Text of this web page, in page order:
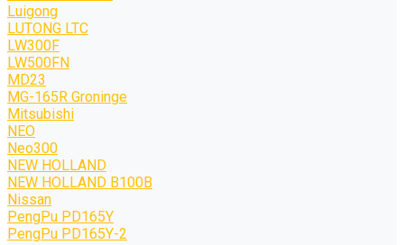
Luigong
LUTONG LTC
LW300F
LW500FN
MD23
MG-165R Groninge
Mitsubishi
NEO
Neo300
NEW HOLLAND
NEW HOLLAND B100B
Nissan
PengPu PD165Y
PengPu PD165Y-2